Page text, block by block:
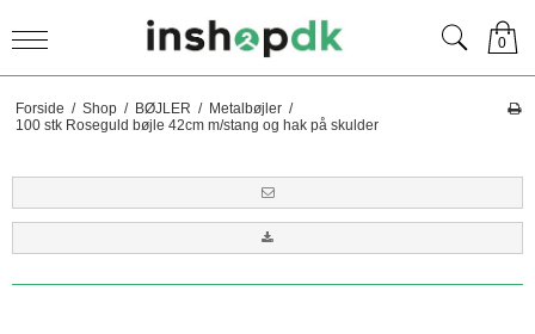
0
Forside / Shop / BØJLER / Metalbøjler /
100 stk Roseguld bøjle 42cm m/stang og hak på skulder